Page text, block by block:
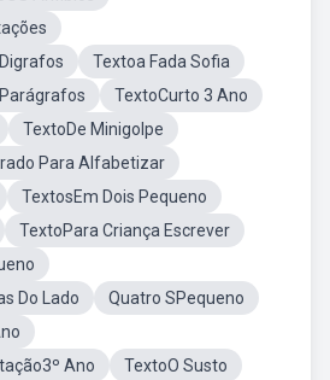
Textoa Fada Sofia
TextoCurto 3 Ano
TextoDe Minigolpe
Para Alfabetizar
TextosEm Dois Pequeno
TextoPara Criança Escrever
Do Lado
Quatro SPequeno
Ano
TextoO Susto